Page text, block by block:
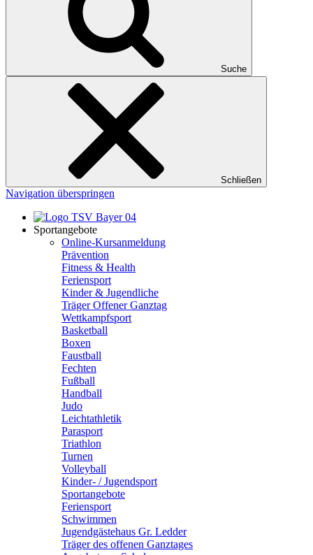
Suche
Schließen
Navigation überspringen
Sportangebote
Online-Kursanmeldung
Prävention
Fitness & Health
Feriensport
Kinder & Jugendliche
Träger Offener Ganztag
Wettkampfsport
Basketball
Boxen
Faustball
Fechten
Fußball
Handball
Judo
Leichtathletik
Parasport
Triathlon
Turnen
Volleyball
Kinder- / Jugendsport
Sportangebote
Feriensport
Schwimmen
Jugendgästehaus Gr. Ledder
Träger des offenen Ganztages